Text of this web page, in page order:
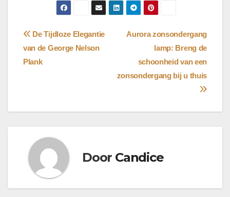
Bericht
navigatie
Aurora zonsondergang
lamp: Breng de
schoonheid van een
zonsondergang bij u thuis
De Tijdloze Elegantie
van de George Nelson
Plank
Door Candice